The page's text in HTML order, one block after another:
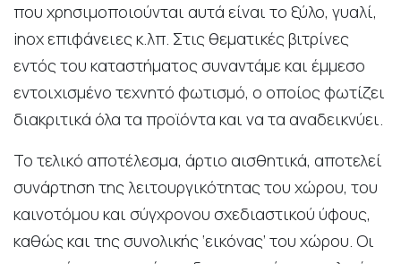
που χρησιμοποιούνται αυτά είναι το ξύλο, γυαλί,
inox επιφάνειες κ.λπ. Στις θεματικές βιτρίνες
εντός του καταστήματος συναντάμε και έμμεσο
εντοιχισμένο τεχνητό φωτισμό, ο οποίος φωτίζει
διακριτικά όλα τα προϊόντα και να τα αναδεικνύει.
Το τελικό αποτέλεσμα, άρτιο αισθητικά, αποτελεί
συνάρτηση της λειτουργικότητας του χώρου, του
καινοτόμου και σύγχρονου σχεδιαστικού ύφους,
καθώς και της συνολικής ‘εικόνας’ του χώρου. Οι